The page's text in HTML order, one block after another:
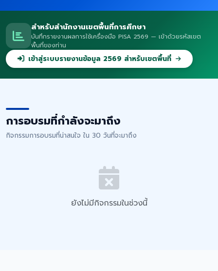
สำหรับสำนักงานเขตพื้นที่การศึกษา
บันทึกรายงานผลการใช้เครื่องมือ PISA 2569 — เข้าด้วยรหัสเขต
พื้นที่ของท่าน
เข้าสู่ระบบรายงานข้อมูล 2569 สำหรับเขตพื้นที่
การอบรมที่กำลังจะมาถึง
กิจกรรมการอบรมที่น่าสนใจ ใน 30 วันที่จะมาถึง
ยังไม่มีกิจกรรมในช่วงนี้